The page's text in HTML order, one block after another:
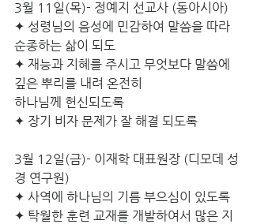
3월 11일(목)- 정예지 선교사 (동아시아)
✦ 성령님의 음성에 민감하여 말씀을 따라
순종하는 삶이 되도
✦ 재능과 지혜를 주시고 무엇보다 말씀에
깊은 뿌리를 내려 온전히
하나님께 헌신되도록
✦ 장기 비자 문제가 잘 해결 되도록
3월 12일(금)- 이재학 대표원장 (디모데 성
경 연구원)
✦ 사역에 하나님의 기름 부으심이 있도록
✦ 탁월한 훈련 교재를 개발하여서 많은 지